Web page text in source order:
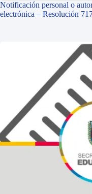
Notificación personal o
electrónica – Resolución